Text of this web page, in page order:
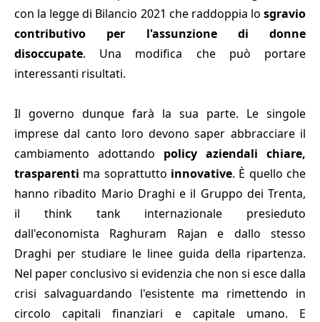
con la legge di Bilancio 2021 che raddoppia lo sgravio
contributivo per l'assunzione di donne
disoccupate. Una modifica che può portare
interessanti risultati.
Il governo dunque farà la sua parte. Le singole
imprese dal canto loro devono saper abbracciare il
cambiamento adottando policy aziendali chiare,
trasparenti ma soprattutto innovative. È quello che
hanno ribadito Mario Draghi e il Gruppo dei Trenta,
il think tank internazionale presieduto
dall'economista Raghuram Rajan e dallo stesso
Draghi per studiare le linee guida della ripartenza.
Nel paper conclusivo si evidenzia che non si esce dalla
crisi salvaguardando l'esistente ma rimettendo in
circolo capitali finanziari e capitale umano. E